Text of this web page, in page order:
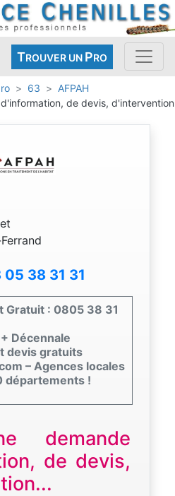
TROUVER UN PRO
63
AFPAH
de devis, d'intervention
05 38 31 31
Gratuit : 0805 38 31
Décennale
devis gratuits
– Agences locales
départements !
demande
de devis,